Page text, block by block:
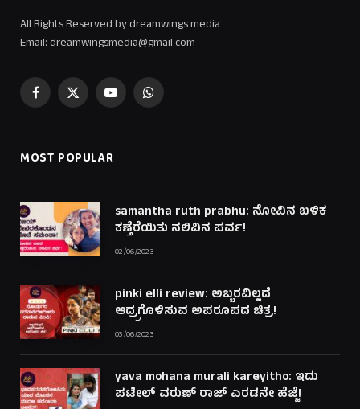
All Rights Reserved by dreamwings media
Email: dreamwingsmedia@gmail.com
Facebook
X
YouTubeWhatsApp
MOST POPULAR
samantha ruth prabhu: ನೋವಿನ ಬಳಿಕ
ಕಣ್ತೆರೆಯಿತು ನಲಿವಿನ ಪರ್ವ!
02/06/2023
pinki elli review: ಅಬ್ಬರವಿಲ್ಲದೆ
ಆದ್ರ್ರಗೊಳಿಸುವ ಅಪರೂಪದ ಚಿತ್ರ!
03/06/2023
yava mohana murali kareyitho: ಇದು
ಪಟೇಲ್ ವರುಣ್ ರಾಜ್ ಎರಡನೇ ಹೆಜ್ಜೆ!